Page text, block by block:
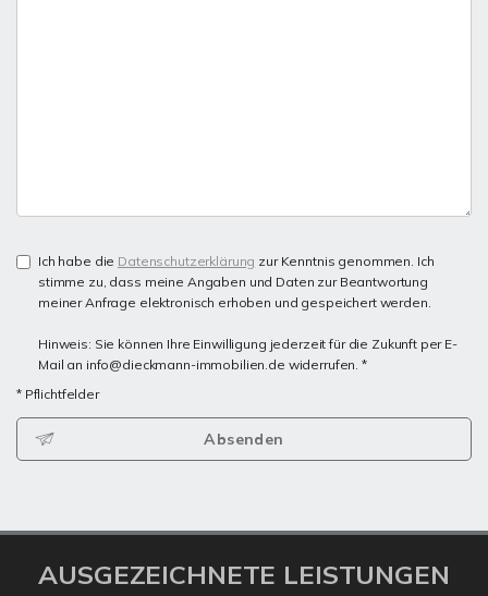
Ich habe die Datenschutzerklärung zur Kenntnis genommen. Ich
stimme zu, dass meine Angaben und Daten zur Beantwortung
meiner Anfrage elektronisch erhoben und gespeichert werden.
Hinweis: Sie können Ihre Einwilligung jederzeit für die Zukunft per E-
Mail an info@dieckmann-immobilien.de widerrufen. *
* Pflichtfelder
Absenden
AUSGEZEICHNETE LEISTUNGEN